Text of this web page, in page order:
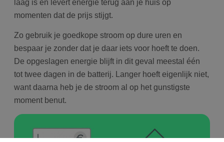
laag is en levert energie terug aan je huis op
momenten dat de prijs stijgt.
Zo gebruik je goedkope stroom op dure uren en
bespaar je zonder dat je daar iets voor hoeft te doen.
De opgeslagen energie blijft in dit geval meestal één
tot twee dagen in de batterij. Langer hoeft eigenlijk niet,
want daarna heb je de stroom al op het gunstigste
moment benut.